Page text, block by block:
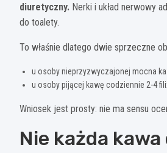
diuretyczny. Nerki i układ nerwowy
do toalety.
To właśnie dlatego dwie sprzeczne
u osoby nieprzyzwyczajonej mocna
u osoby pijącej kawę codziennie 2-4
Wniosek jest prosty: nie ma sensu
Nie każda